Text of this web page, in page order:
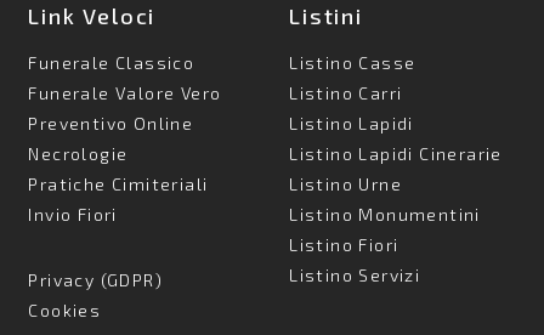
Link Veloci
Funerale Classico
Funerale Valore Vero
Preventivo Online
Necrologie
Pratiche Cimiteriali
Invio Fiori
Privacy (GDPR)
Cookies
Listini
Listino Casse
Listino Carri
Listino Lapidi
Listino Lapidi Cinerarie
Listino Urne
Listino Monumentini
Listino Fiori
Listino Servizi